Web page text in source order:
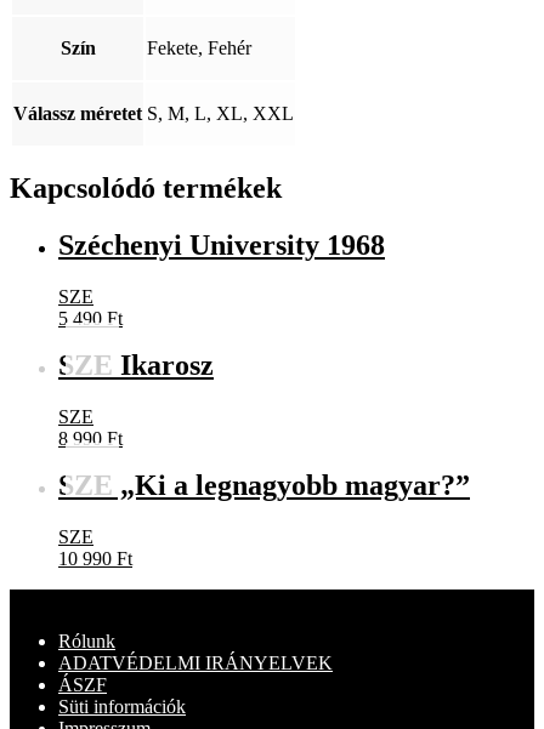
Szín Fekete, Fehér
Válassz méretet S, M, L, XL, XXL
Kapcsolódó termékek
Széchenyi University 1968
SZE
5 490 Ft
SZE Ikarosz
SZE
8 990 Ft
SZE „Ki a legnagyobb magyar?”
SZE
10 990 Ft
Rólunk
ADATVÉDELMI IRÁNYELVEK
ÁSZF
Süti információk